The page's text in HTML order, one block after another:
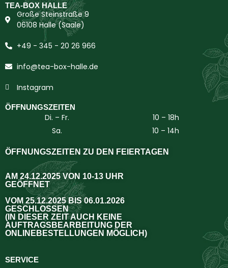
TEA-BOX HALLE
Große Steinstraße 9
06108 Halle (Saale)
+49 - 345 - 20 26 966
info@tea-box-halle.de
Instagram
ÖFFNUNGSZEITEN
Di. – Fr.
10 – 18h
Sa.
10 – 14h
ÖFFNUNGSZEITEN ZU DEN FEIERTAGEN
AM 24.12.2025 VON 10-13 UHR
GEÖFFNET
VOM 25.12.2025 BIS 06.01.2026
GESCHLOSSEN
(IN DIESER ZEIT AUCH KEINE
AUFTRAGSBEARBEITUNG DER
ONLINEBESTELLUNGEN MÖGLICH)
SERVICE